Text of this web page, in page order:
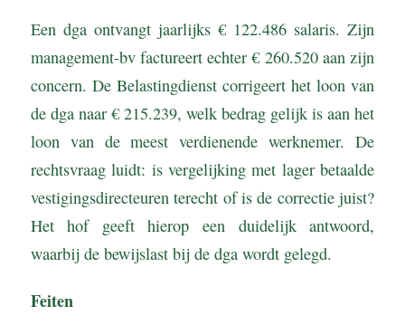
Een dga ontvangt jaarlijks € 122.486 salaris. Zijn
management-bv factureert echter € 260.520 aan zijn
concern. De Belastingdienst corrigeert het loon van
de dga naar € 215.239, welk bedrag gelijk is aan het
loon van de meest verdienende werknemer. De
rechtsvraag luidt: is vergelijking met lager betaalde
vestigingsdirecteuren terecht of is de correctie juist?
Het hof geeft hierop een duidelijk antwoord,
waarbij de bewijslast bij de dga wordt gelegd.
Feiten